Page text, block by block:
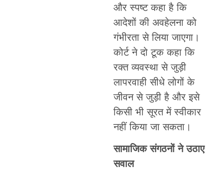
और स्पष्ट कहा है कि
आदेशों की अवहेलना को
गंभीरता से लिया जाएगा।
कोर्ट ने दो टूक कहा कि
रक्त व्यवस्था से जुड़ी
लापरवाही सीधे लोगों के
जीवन से जुड़ी है और इसे
किसी भी सूरत में स्वीकार
नहीं किया जा सकता।
सामाजिक संगठनों ने उठाए
सवाल